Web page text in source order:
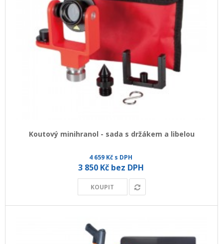
Koutový minihranol - sada s držákem a libelou
4 659 Kč s DPH
3 850 Kč bez DPH
KOUPIT